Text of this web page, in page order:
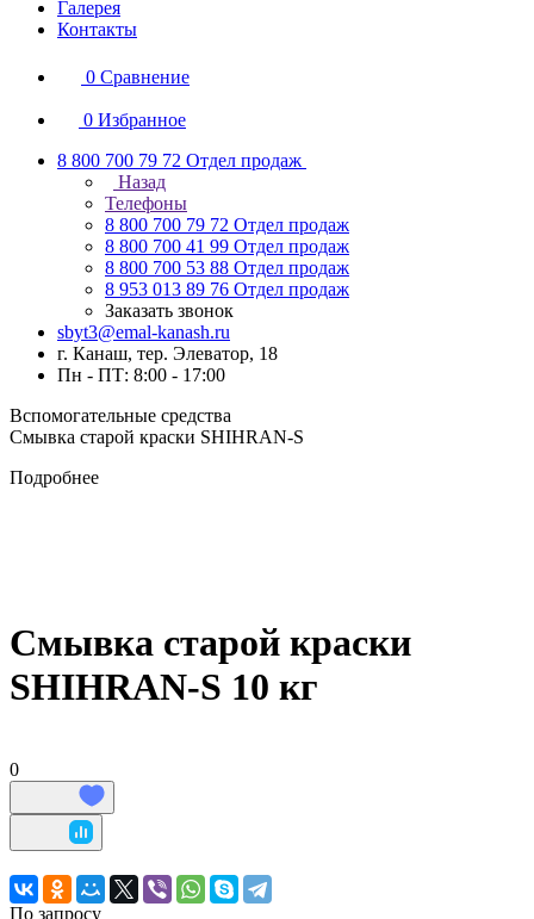
Галерея
Контакты
0 Сравнение
0 Избранное
8 800 700 79 72 Отдел продаж
Назад
Телефоны
8 800 700 79 72 Отдел продаж
8 800 700 41 99 Отдел продаж
8 800 700 53 88 Отдел продаж
8 953 013 89 76 Отдел продаж
Заказать звонок
sbyt3@emal-kanash.ru
г. Канаш, тер. Элеватор, 18
Пн - ПТ: 8:00 - 17:00
Вспомогательные средства
Смывка старой краски SHIHRAN-S
Подробнее
Смывка старой краски
SHIHRAN-S 10 кг
0
По запросу